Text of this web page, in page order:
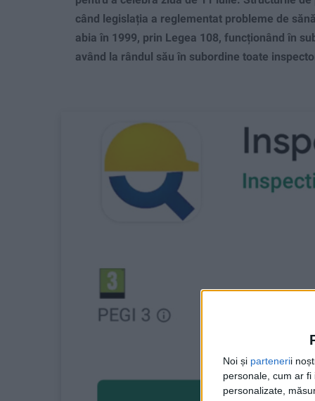
Noi și partenerii
personale, cum ar
personalizate,
când legislația a reglementat probleme de
abia în 1999, prin Legea 108, funcționând în
având la rândul său în subordine toate